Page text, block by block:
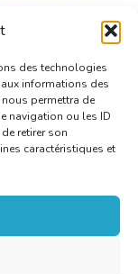
des technologies
informations des
permettra de
navigation ou les ID
retirer son
caractéristiques et